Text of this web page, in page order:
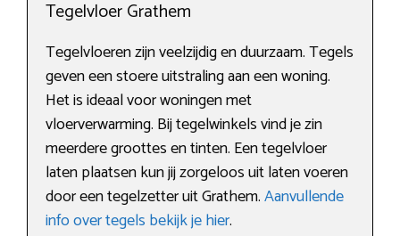
Tegelvloer Grathem
Tegelvloeren zijn veelzijdig en duurzaam. Tegels
geven een stoere uitstraling aan een woning.
Het is ideaal voor woningen met
vloerverwarming. Bij tegelwinkels vind je zin
meerdere groottes en tinten. Een tegelvloer
laten plaatsen kun jij zorgeloos uit laten voeren
door een tegelzetter uit Grathem.Aanvullende
info over tegels bekijk je hier.